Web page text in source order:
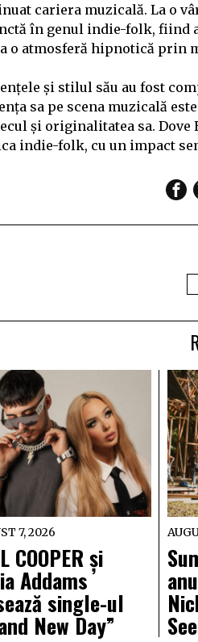
cariera muzicală. La o
în genul indie-folk, fiind
o atmosferă hipnotică prin
și stilul său au fost
sa pe scena muzicală
și originalitatea sa.
indie-folk, cu un impact
7, 2026
COOPER și
Addams
single-ul
New Day”